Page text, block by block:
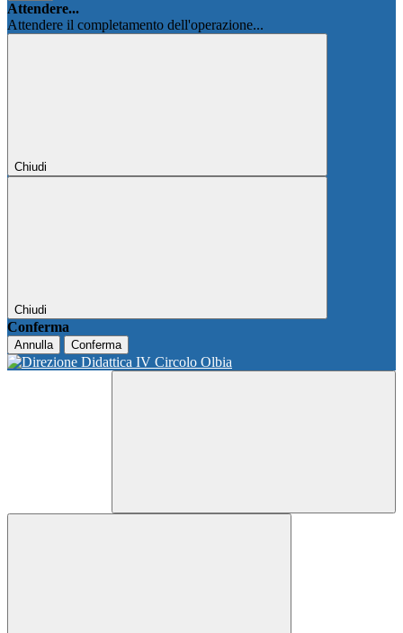
Attendere...
Attendere il completamento dell'operazione...
Chiudi
Chiudi
Conferma
Annulla Conferma